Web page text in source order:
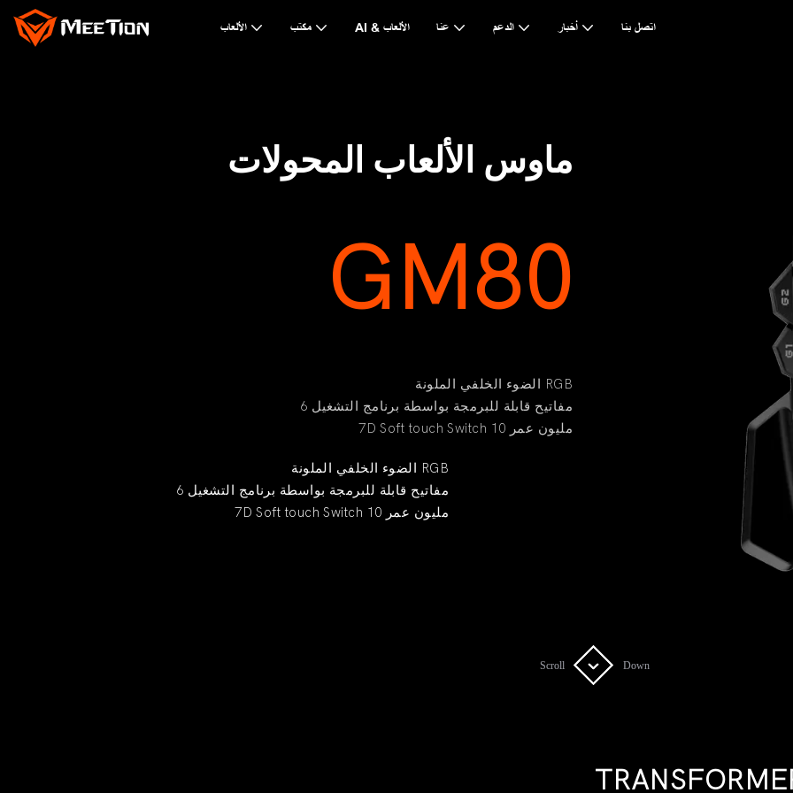
الألعاب مكتب AI & الألعاب عنا الدعم أخبار اتصل بنا
ماوس الألعاب المحولات
GM80
الضوء الخلفي الملونة RGB
6 مفاتيح قابلة للبرمجة بواسطة برنامج التشغيل
7D Soft touch Switch 10 مليون عمر
الضوء الخلفي الملونة RGB
6 مفاتيح قابلة للبرمجة بواسطة برنامج التشغيل
7D Soft touch Switch 10 مليون عمر
Scroll Down
Scroll Down